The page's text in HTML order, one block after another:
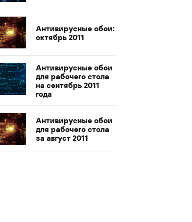
Антивирусные обои:
октябрь 2011
Антивирусные обои
для рабочего стола
на сентябрь 2011
года
Антивирусные обои
для рабочего стола
за август 2011